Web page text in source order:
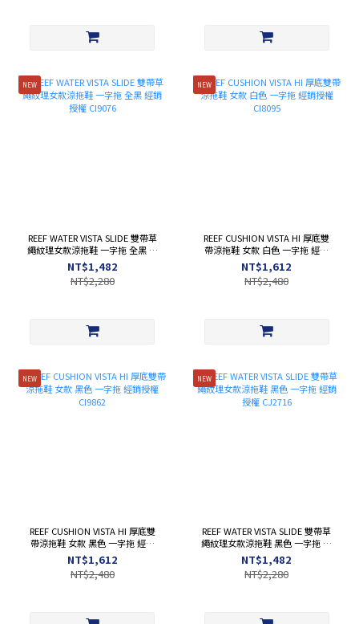
NEW
REEF WATER VISTA SLIDE 雙帶草
繩紋理女款涼拖鞋 一字拖 全黑 經
銷授權 CI9076
NT$1,482
NT$2,280
NEW
REEF CUSHION VISTA HI 厚底雙
帶涼拖鞋 女款 白色 一字拖 經銷
授權 CI8095
NT$1,612
NT$2,480
NEW
REEF CUSHION VISTA HI 厚底雙
帶涼拖鞋 女款 黑色 一字拖 經銷
授權 CI9862
NT$1,612
NT$2,480
NEW
REEF WATER VISTA SLIDE 雙帶草
繩紋理女款涼拖鞋 黑色 一字拖 經
銷授權 CJ2716
NT$1,482
NT$2,280